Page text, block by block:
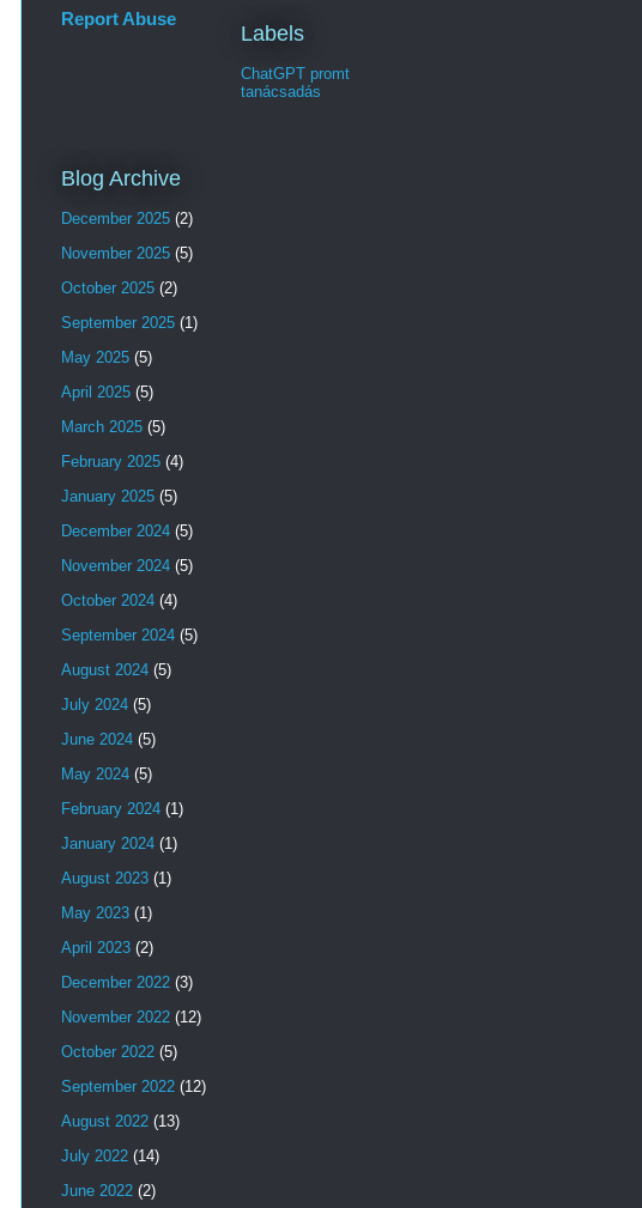
Report Abuse
Labels
ChatGPT promt
tanácsadás
Blog Archive
December 2025 (2)
November 2025 (5)
October 2025 (2)
September 2025 (1)
May 2025 (5)
April 2025 (5)
March 2025 (5)
February 2025 (4)
January 2025 (5)
December 2024 (5)
November 2024 (5)
October 2024 (4)
September 2024 (5)
August 2024 (5)
July 2024 (5)
June 2024 (5)
May 2024 (5)
February 2024 (1)
January 2024 (1)
August 2023 (1)
May 2023 (1)
April 2023 (2)
December 2022 (3)
November 2022 (12)
October 2022 (5)
September 2022 (12)
August 2022 (13)
July 2022 (14)
June 2022 (2)